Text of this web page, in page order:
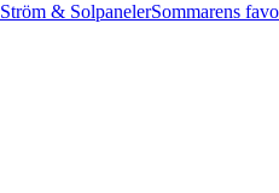
Ström & SolpanelerSommarens